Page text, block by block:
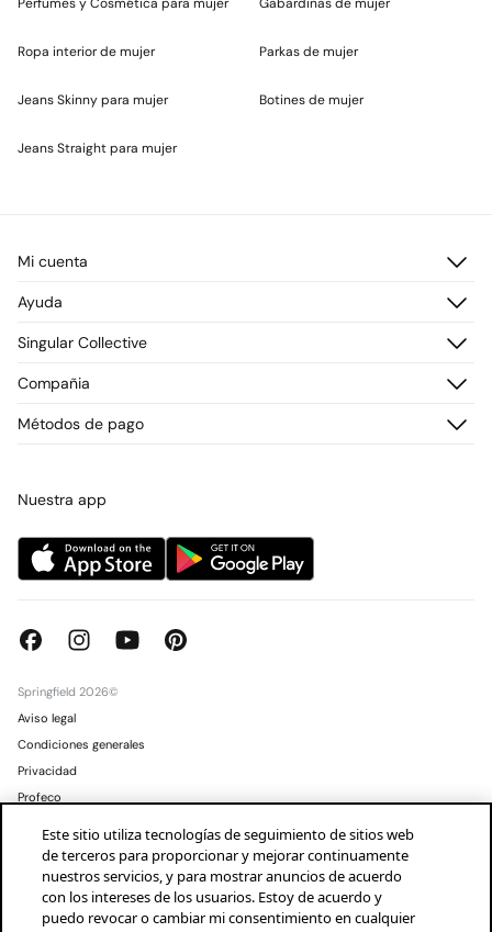
Ropa interior de mujer
Jeans Skinny para mujer
Jeans Straight para mujer
Parkas de mujer
Botines de mujer
Mi cuenta
Registrarme
Direcciones de envío
Ayuda
Preguntas frecuentes
Envío
Promociones vigentes
Singular Collective
¡Únete!
Compañia
Tiendas
Métodos de pago
Nuestra app
Springfield 2026©
Aviso legal
Condiciones generales
Privacidad
Profeco
Mexico Español
Este sitio utiliza tecnologías de seguimiento de sitios web
de terceros para proporcionar y mejorar continuamente
nuestros servicios, y para mostrar anuncios de acuerdo
con los intereses de los usuarios. Estoy de acuerdo y
puedo revocar o cambiar mi consentimiento en cualquier